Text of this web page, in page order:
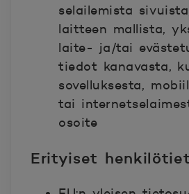
selailemista
laitteen mallista,
laite- ja/tai
tiedot kanavasta,
sovelluksesta,
tai
osoite
Erityiset